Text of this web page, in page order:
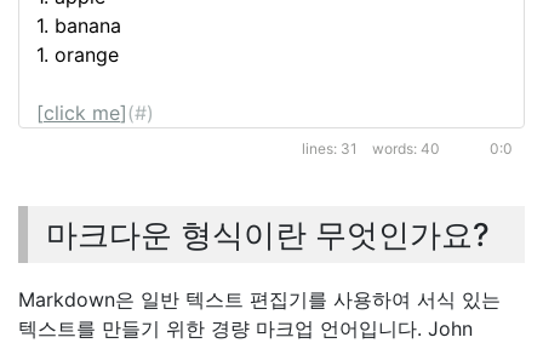
1. banana
1. orange
[click me](#)
```
```
31 40 0:0
마크다운 형식이란 무엇인가요?
Markdown은 일반 텍스트 편집기를 사용하여 서식 있는
텍스트를 만들기 위한 경량 마크업 언어입니다. John